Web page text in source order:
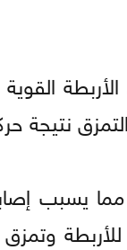
القوية
نتيجة
يسبب